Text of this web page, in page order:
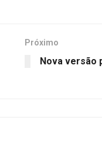
Próximo
Nova versão